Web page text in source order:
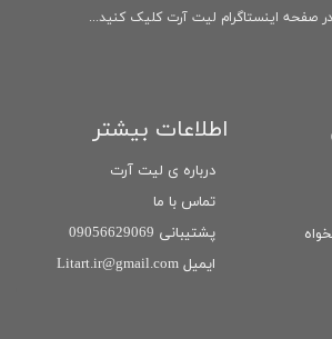
اطلاعات بیشتر
درباره ی لیت آرت
تماس با ما
پشتیبانی 09056629069
ایمیل Litart.ir@gmail.com
صفحه اینستاگرام لیت آرت کلیک کنید...